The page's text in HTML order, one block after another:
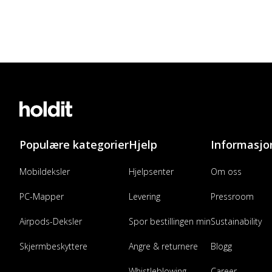
Populære kategorier
Mobildeksler
PC-Mapper
Airpods-Deksler
Skjermbeskyttere
Hjelp
Hjelpsenter
Levering
Spor bestillingen min
Angre & returnere
Om oss
Pressroom
Sustainability
Blogg